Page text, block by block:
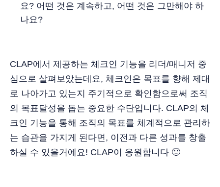
요? 어떤 것은 계속하고, 어떤 것은 그만해야 하
나요?
CLAP에서 제공하는 체크인 기능을 리더/매니저 중
심으로 살펴보았는데요, 체크인은 목표를 향해 제대
로 나아가고 있는지 주기적으로 확인함으로써 조직
의 목표달성을 돕는 중요한 수단입니다. CLAP의 체
크인 기능을 통해 조직의 목표를 체계적으로 관리하
는 습관을 가지게 된다면, 이전과 다른 성과를 창출
하실 수 있을거에요! CLAP이 응원합니다 🙂